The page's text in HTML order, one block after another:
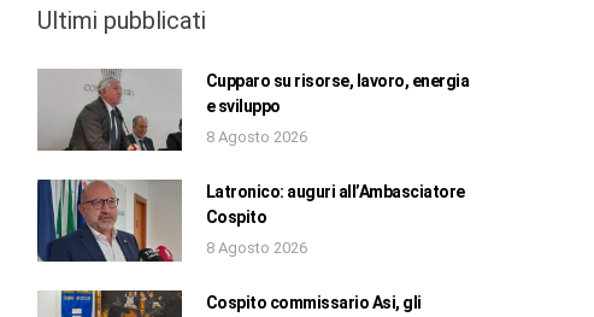
Ultimi pubblicati
Cupparo su risorse, lavoro, energia
e sviluppo
8 Agosto 2026
Latronico: auguri all’Ambasciatore
Cospito
8 Agosto 2026
Cospito commissario Asi, gli